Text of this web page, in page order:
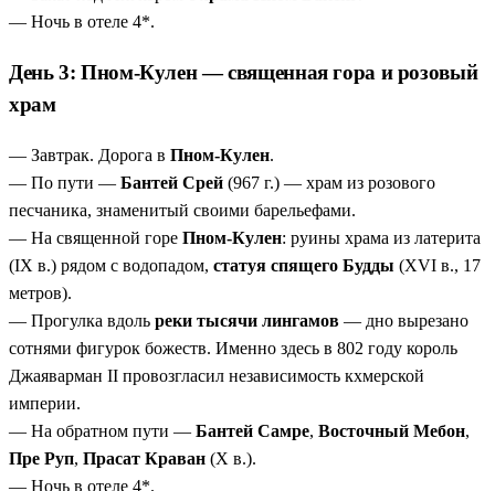
— Ночь в отеле 4*.
День 3: Пном-Кулен — священная гора и розовый
храм
— Завтрак. Дорога в Пном-Кулен.
— По пути — Бантей Срей (967 г.) — храм из розового
песчаника, знаменитый своими барельефами.
— На священной горе Пном-Кулен: руины храма из латерита
(IX в.) рядом с водопадом, статуя спящего Будды (XVI в., 17
метров).
— Прогулка вдоль реки тысячи лингамов — дно вырезано
сотнями фигурок божеств. Именно здесь в 802 году король
Джаяварман II провозгласил независимость кхмерской
империи.
— На обратном пути — Бантей Самре, Восточный Мебон,
Пре Руп, Прасат Краван (X в.).
— Ночь в отеле 4*.